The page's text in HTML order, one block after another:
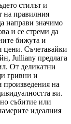
стилът и
на правилния
направи значимо
и се стреми да
бижута и
цени. Съчетавайки
Julliany предлага
От деликатни
гривни и
произведения на
ви.
събитие или
идеалния